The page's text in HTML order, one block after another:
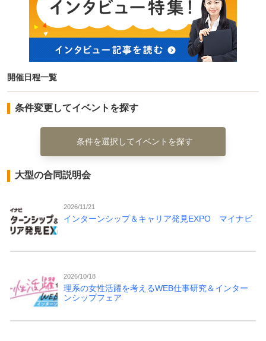
開催日程一覧
条件変更してイベントを探す
条件を選択してイベントを探す
大型の合同説明会
2026/11/21
インターンシップ＆キャリア発見EXPO マイナビ
2026/10/18
理系の女性活躍を考えるWEB仕事研究＆インター
ンシップフェア